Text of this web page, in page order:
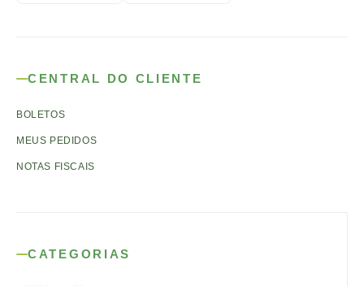
CENTRAL DO CLIENTE
BOLETOS
MEUS PEDIDOS
NOTAS FISCAIS
CATEGORIAS